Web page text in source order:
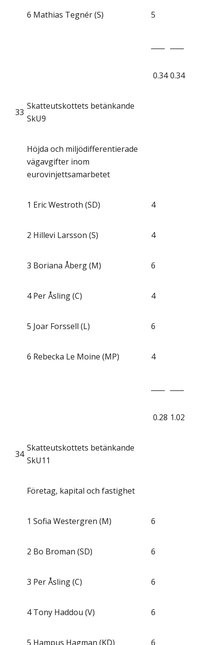
6 Mathias Tegnér (S) 5
0.34 0.34
33
Skatteutskottets betänkande
SkU9
Höjda och miljödifferentierade
vägavgifter inom
eurovinjettsamarbetet
1 Eric Westroth (SD) 4
2 Hillevi Larsson (S) 4
3 Boriana Åberg (M) 6
4 Per Åsling (C) 4
5 Joar Forssell (L) 6
6 Rebecka Le Moine (MP) 4
0.28 1.02
34
Skatteutskottets betänkande
SkU11
Företag, kapital och fastighet
1 Sofia Westergren (M) 6
2 Bo Broman (SD) 6
3 Per Åsling (C) 6
4 Tony Haddou (V) 6
5 Hampus Hagman (KD) 6